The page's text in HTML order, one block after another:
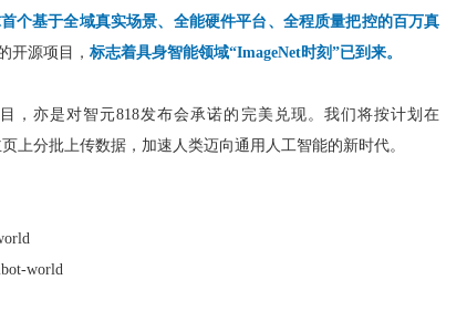
个基于全域真实场景、全能硬件平台、全程质量把控的百万真
开源项目，标志着具身智能领域“ImageNet时刻”已到来。
是对智元818发布会承诺的完美兑现。 我们将按计划在
上分批上传数据，加速人类迈向通用人工智能的新时代。
world